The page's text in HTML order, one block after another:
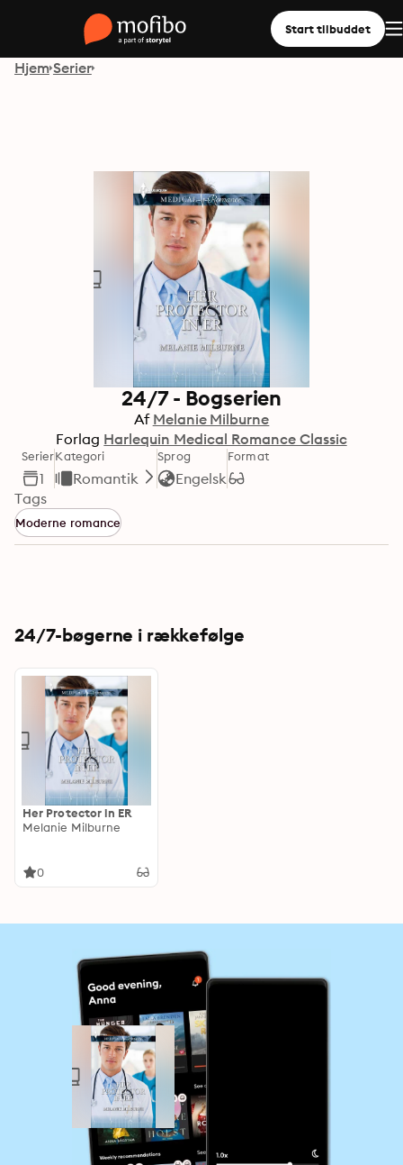
Start tilbuddet
Hjem Serier
24/7 - Bogserien
Af Melanie Milburne
Forlag Harlequin Medical Romance Classic
Serier
1
Kategori
Romantik
Sprog
Engelsk
Format
Tags
Moderne romance
24/7-bøgerne i rækkefølge
Her Protector in ER
Melanie Milburne
0